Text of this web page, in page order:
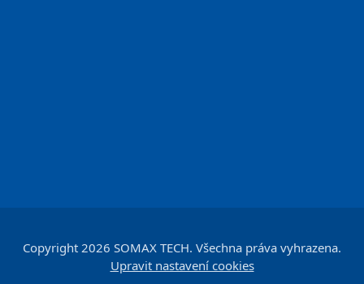
Copyright 2026 SOMAX TECH. Všechna práva vyhrazena.
Upravit nastavení cookies